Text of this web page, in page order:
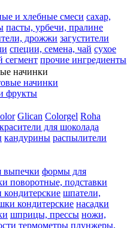
и хлебные смеси сахар,
пасты, урбечи, пралине
дрожжи загустители
специи, семена, чай сухое
сегмент прочие ингредиенты
начинки
начинки
фрукты
Glican Colorgel Roha
для шоколада
кандурины распылители
выпечки формы для
поворотные, подставки
кондитерские шпатели,
кондитерские насадки
шприцы, прессы ножи,
термометры плунжеры,